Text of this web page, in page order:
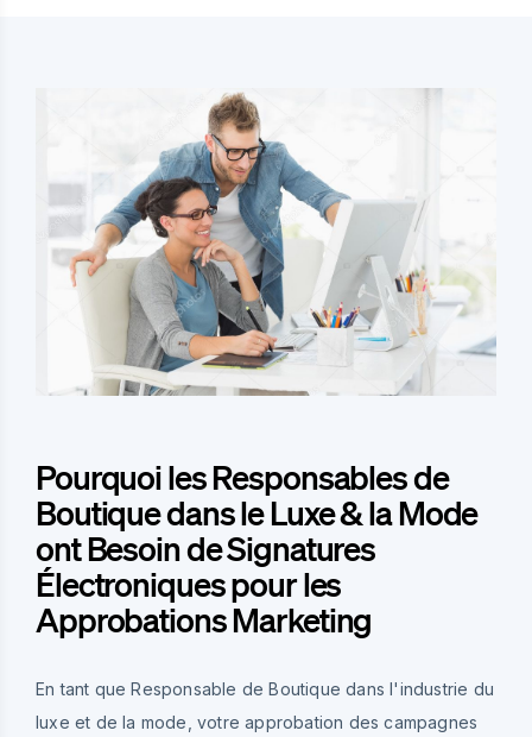
Pourquoi les Responsables de
Boutique dans le Luxe & la Mode
ont Besoin de Signatures
Électroniques pour les
Approbations Marketing
En tant que Responsable de Boutique dans l'industrie du
luxe et de la mode, votre approbation des campagnes